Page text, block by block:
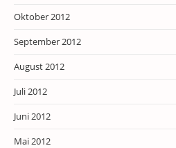
Oktober 2012
September 2012
August 2012
Juli 2012
Juni 2012
Mai 2012